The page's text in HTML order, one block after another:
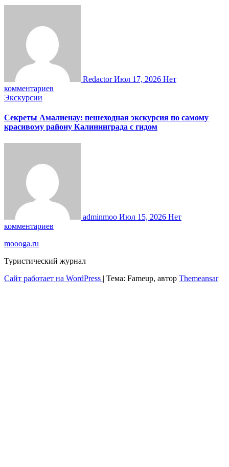
RedactorИюл 17, 2026 Нет
комментариев
Экскурсии
Секреты Амалиенау: пешеходная экскурсия по самому
красивому району Калининграда с гидом
adminmoo Июл 15, 2026 Нет
комментариев
moooga.ru
Туристический журнал
Сайт работает на WordPress | Тема: Fameup, автор Themeansar